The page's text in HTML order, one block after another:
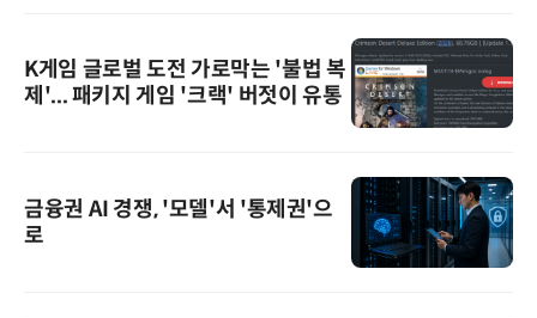
K게임 글로벌 도전 가로막는 '불법 복
제'... 패키지 게임 '크랙' 버젓이 유통
금융권 AI 경쟁, '모델'서 '통제권'으
로